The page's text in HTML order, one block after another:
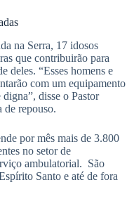
na Serra, 17 idosos
que contribuirão para
deles. “Esses homens e
com um equipamento
disse o Pastor
de repouso.
por mês mais de 3.800
no setor de
ambulatorial. São
Santo e até de fora